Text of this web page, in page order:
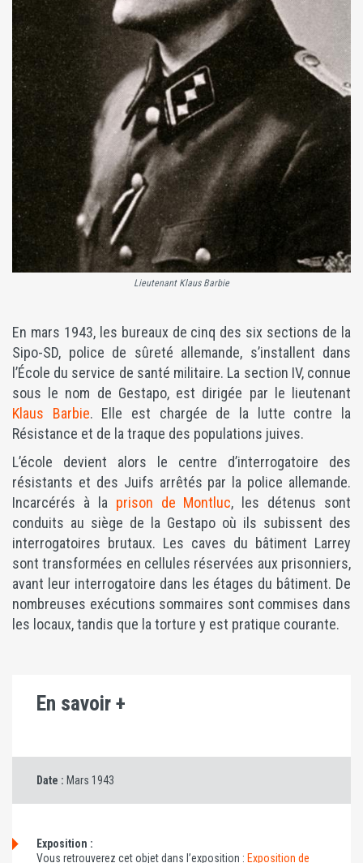
Lieutenant Klaus Barbie
En mars 1943, les bureaux de cinq des six sections de la
Sipo-SD, police de sûreté allemande, s’installent dans
l’École du service de santé militaire. La section IV, connue
sous le nom de Gestapo, est dirigée par le lieutenant
Klaus Barbie. Elle est chargée de la lutte contre la
Résistance et de la traque des populations juives.
L’école devient alors le centre d’interrogatoire des
résistants et des Juifs arrêtés par la police allemande.
Incarcérés à la prison de Montluc, les détenus sont
conduits au siège de la Gestapo où ils subissent des
interrogatoires brutaux. Les caves du bâtiment Larrey
sont transformées en cellules réservées aux prisonniers,
avant leur interrogatoire dans les étages du bâtiment. De
nombreuses exécutions sommaires sont commises dans
les locaux, tandis que la torture y est pratique courante.
En savoir +
Date : Mars 1943
Exposition :
Vous retrouverez cet objet dans l’exposition : Exposition de